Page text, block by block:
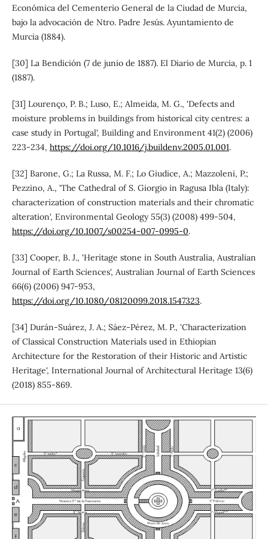
Económica del Cementerio General de la Ciudad de Murcia,
bajo la advocación de Ntro. Padre Jesús. Ayuntamiento de
Murcia (1884).
[30] La Bendición (7 de junio de 1887). El Diario de Murcia, p. 1
(1887).
[31] Lourenço, P. B.; Luso, E.; Almeida, M. G., 'Defects and
moisture problems in buildings from historical city centres: a
case study in Portugal', Building and Environment 41(2) (2006)
223-234, https://doi.org/10.1016/j.buildenv.2005.01.001.
[32] Barone, G.; La Russa, M. F.; Lo Giudice, A.; Mazzoleni, P.;
Pezzino, A., 'The Cathedral of S. Giorgio in Ragusa Ibla (Italy):
characterization of construction materials and their chromatic
alteration', Environmental Geology 55(3) (2008) 499-504,
https://doi.org/10.1007/s00254-007-0995-0.
[33] Cooper, B. J., 'Heritage stone in South Australia, Australian
Journal of Earth Sciences', Australian Journal of Earth Sciences
66(6) (2006) 947-953,
https://doi.org/10.1080/08120099.2018.1547323.
[34] Durán-Suárez, J. A.; Sáez-Pérez, M. P., 'Characterization
of Classical Construction Materials used in Ethiopian
Architecture for the Restoration of their Historic and Artistic
Heritage', International Journal of Architectural Heritage 13(6)
(2018) 855-869.